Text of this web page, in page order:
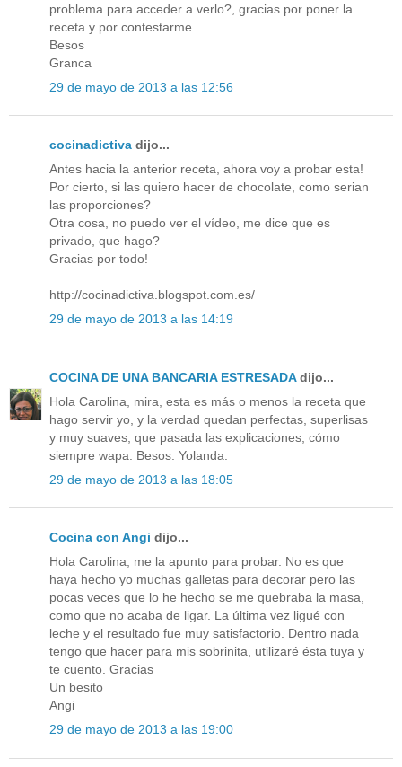
problema para acceder a verlo?, gracias por poner la
receta y por contestarme.
Besos
Granca
29 de mayo de 2013 a las 12:56
cocinadictiva dijo...
Antes hacia la anterior receta, ahora voy a probar esta!
Por cierto, si las quiero hacer de chocolate, como serian
las proporciones?
Otra cosa, no puedo ver el vídeo, me dice que es
privado, que hago?
Gracias por todo!
http://cocinadictiva.blogspot.com.es/
29 de mayo de 2013 a las 14:19
COCINA DE UNA BANCARIA ESTRESADAdijo...
Hola Carolina, mira, esta es más o menos la receta que
hago servir yo, y la verdad quedan perfectas, superlisas
y muy suaves, que pasada las explicaciones, cómo
siempre wapa. Besos. Yolanda.
29 de mayo de 2013 a las 18:05
Cocina con Angi dijo...
Hola Carolina, me la apunto para probar. No es que
haya hecho yo muchas galletas para decorar pero las
pocas veces que lo he hecho se me quebraba la masa,
como que no acaba de ligar. La última vez ligué con
leche y el resultado fue muy satisfactorio. Dentro nada
tengo que hacer para mis sobrinita, utilizaré ésta tuya y
te cuento. Gracias
Un besito
Angi
29 de mayo de 2013 a las 19:00